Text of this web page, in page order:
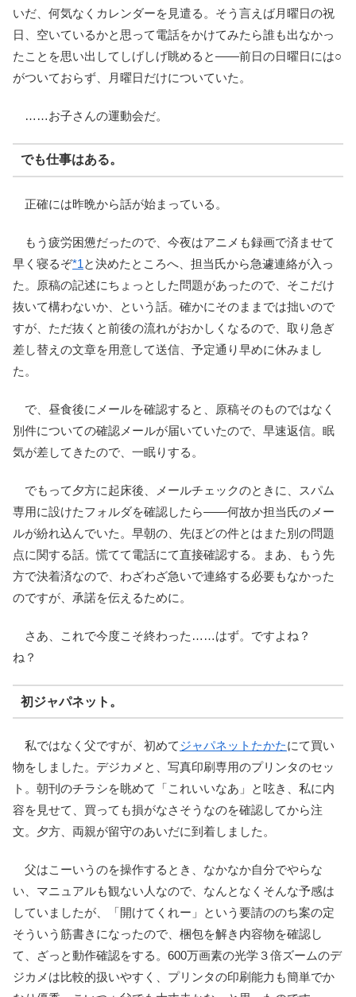
いだ、何気なくカレンダーを見遣る。そう言えば月曜日の祝
日、空いているかと思って電話をかけてみたら誰も出なかっ
たことを思い出してしげしげ眺めると――前日の日曜日には○
がついておらず、月曜日だけについていた。
……お子さんの運動会だ。
でも仕事はある。
正確には昨晩から話が始まっている。
もう疲労困憊だったので、今夜はアニメも録画で済ませて
早く寝るぞ*1と決めたところへ、担当氏から急遽連絡が入っ
た。原稿の記述にちょっとした問題があったので、そこだけ
抜いて構わないか、という話。確かにそのままでは拙いので
すが、ただ抜くと前後の流れがおかしくなるので、取り急ぎ
差し替えの文章を用意して送信、予定通り早めに休みまし
た。
で、昼食後にメールを確認すると、原稿そのものではなく
別件についての確認メールが届いていたので、早速返信。眠
気が差してきたので、一眠りする。
でもって夕方に起床後、メールチェックのときに、スパム
専用に設けたフォルダを確認したら――何故か担当氏のメー
ルが紛れ込んでいた。早朝の、先ほどの件とはまた別の問題
点に関する話。慌てて電話にて直接確認する。まあ、もう先
方で決着済なので、わざわざ急いで連絡する必要もなかった
のですが、承諾を伝えるために。
さあ、これで今度こそ終わった……はず。ですよね？
ね？
初ジャパネット。
私ではなく父ですが、初めてジャパネットたかたにて買い
物をしました。デジカメと、写真印刷専用のプリンタのセッ
ト。朝刊のチラシを眺めて「これいいなあ」と呟き、私に内
容を見せて、買っても損がなさそうなのを確認してから注
文。夕方、両親が留守のあいだに到着しました。
父はこーいうのを操作するとき、なかなか自分でやらな
い、マニュアルも観ない人なので、なんとなくそんな予感は
していましたが、「開けてくれー」という要請ののち案の定
そういう筋書きになったので、梱包を解き内容物を確認し
て、ざっと動作確認をする。600万画素の光学３倍ズームのデ
ジカメは比較的扱いやすく、プリンタの印刷能力も簡単でか